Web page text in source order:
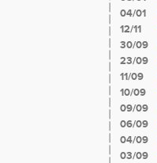
04/01
12/11
30/09
23/09
11/09
10/09
09/09
06/09
04/09
03/09